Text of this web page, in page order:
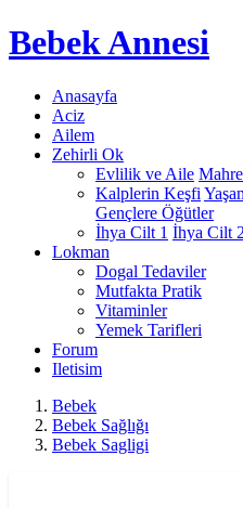
BebekAnnesi
Anasayfa
Aciz
Ailem
Zehirli Ok
Evlilik ve Aile
Kalplerin Keşfi
Gençlere Öğütler
İhya Cilt 1 İhya Cilt 2
Lokman
Dogal Tedaviler
Mutfakta Pratik
Vitaminler
Yemek Tarifleri
Forum
Iletisim
Bebek
Bebek Sağlığı
Bebek Sagligi